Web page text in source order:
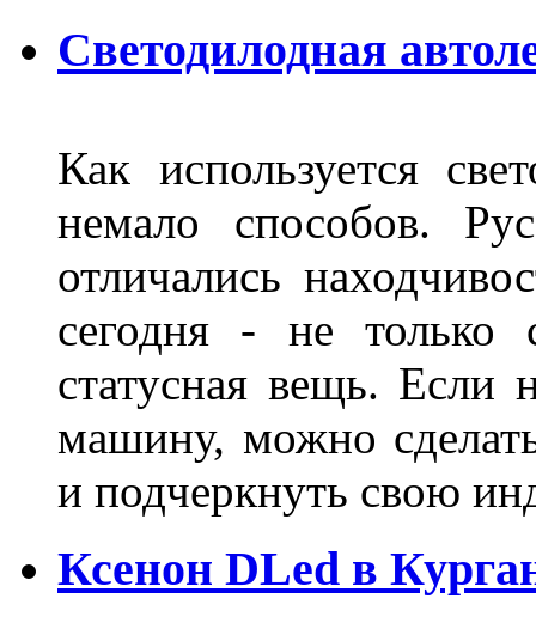
Светодилодная
Как используется
немало способов.
отличались
сегодня - не только
статусная вещь. Если
машину, можно
и подчеркнуть свою
Ксенон DLed в